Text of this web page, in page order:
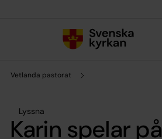
Vetlanda pastorat
Lyssna
Karin spelar